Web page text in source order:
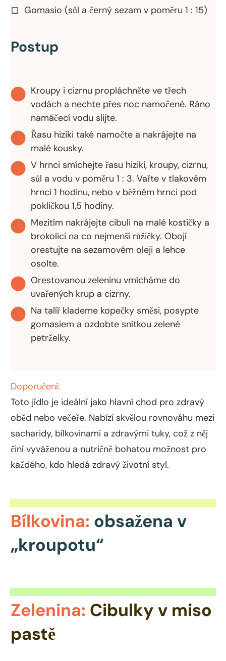
Gomasio (sůl a černý sezam v poměru 1 : 15)
Postup
Kroupy i cizrnu propláchněte ve třech
vodách a nechte přes noc namočené. Ráno
namáčecí vodu slijte.
Řasu hiziki také namočte a nakrájejte na
malé kousky.
V hrnci smíchejte řasu hiziki, kroupy, cizrnu,
sůl a vodu v poměru 1 : 3. Vařte v tlakovém
hrnci 1 hodinu, nebo v běžném hrnci pod
pokličkou 1,5 hodiny.
Mezitím nakrájejte cibuli na malé kostičky a
brokolici na co nejmenší růžičky. Obojí
orestujte na sezamovém oleji a lehce
osolte.
Orestovanou zeleninu vmícháme do
uvařených krup a cizrny.
Na talíř klademe kopečky směsi, posypte
gomasiem a ozdobte snítkou zelené
petrželky.
Doporučení:
Toto jídlo je ideální jako hlavní chod pro zdravý
oběd nebo večeře. Nabízí skvělou rovnováhu mezi
sacharidy, bílkovinami a zdravými tuky, což z něj
činí vyváženou a nutričně bohatou možnost pro
každého, kdo hledá zdravý životní styl.
Bílkovina: obsažena v
„kroupotu“
Zelenina: Cibulky v miso
pastě